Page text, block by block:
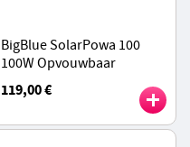
BigBlue SolarPowa 100
100W Opvouwbaar
Zonnepaneel, 25%
Zonneconversie-
119,00 €